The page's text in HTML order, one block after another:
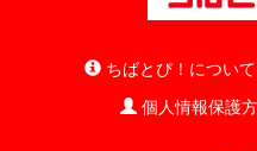
ちばとぴ！について
個人情報保護